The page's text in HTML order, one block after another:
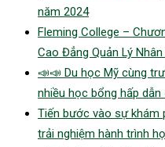
năm 2024
Fleming College –
Cao Đẳng Quản Lý
📣📣 Du học Mỹ cùng
nhiều học bổng hấp
Tiến bước vào sự khám
trải nghiệm hành trình